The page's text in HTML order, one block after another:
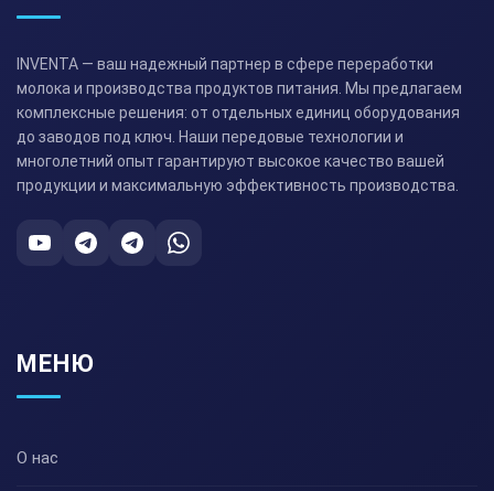
INVENTA — ваш надежный партнер в сфере переработки
молока и производства продуктов питания. Мы предлагаем
комплексные решения: от отдельных единиц оборудования
до заводов под ключ. Наши передовые технологии и
многолетний опыт гарантируют высокое качество вашей
продукции и максимальную эффективность производства.
МЕНЮ
О нас